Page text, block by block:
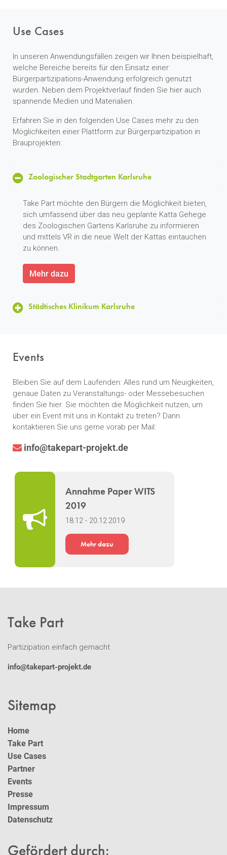
Use Cases
In unseren Anwendungsfällen zeigen wir Ihnen beispielhaft,
welche Bereiche bereits für den Einsatz einer
Bürgerpartizipations-Anwendung erfolgreich genutzt
wurden. Neben dem Projektverlauf finden Sie hier auch
spannende Medien und Materialien.
Erfahren Sie in den folgenden Use Cases mehr zu den
Möglichkeiten einer Plattform zur Bürgerpartizipation in
Brauprojekten:
Zoologischer Stadtgarten Karlsruhe
Take Part möchte den Bürgern die Möglichkeit bieten,
sich umfassend über das neu geplante Katta Gehege
des Zoologischen Gartens Karlsruhe zu informieren
und mittels VR in die neue Welt der Kattas eintauchen
zu können.
Mehr dazu
Städtisches Klinikum Karlsruhe
Events
Bleiben Sie auf dem Laufenden: Alles rund um Neuigkeiten,
genaue Daten zu Veranstaltungs- oder Messebesuchen
finden Sie hier. Sie möchten die Möglichkeit nutzen, um
über ein Event mit uns in Kontakt zu treten? Dann
kontaktieren Sie uns gerne vorab per Mail:
info@takepart-projekt.de
Annahme Paper WITS
2019
18.12 - 20.12.2019
Mehr dazu
Take Part
Partizipation einfach gemacht
info@takepart-projekt.de
Sitemap
Home
Take Part
Use Cases
Partner
Events
Presse
Impressum
Datenschutz
Gefördert durch: